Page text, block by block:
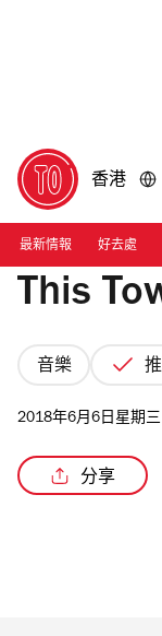
香港
最新情報 好去處
This
音樂
2018年6月6日星期三
分享